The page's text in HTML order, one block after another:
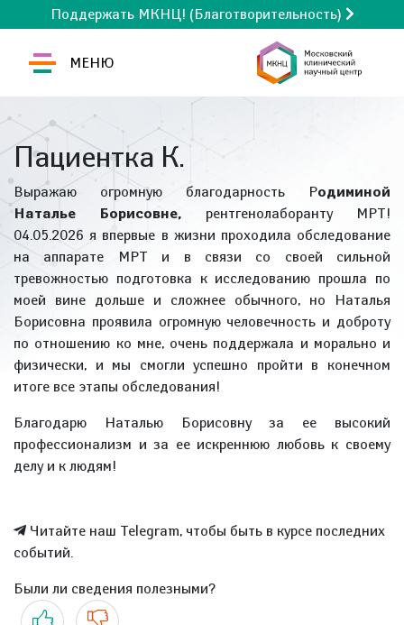
Поддержать МКНЦ! (Благотворительность)
МЕНЮ
Пациентка К.
Выражаю огромную благодарность Родиминой
Наталье Борисовне, рентгенолаборанту МРТ!
04.05.2026 я впервые в жизни проходила обследование
на аппарате МРТ и в связи со своей сильной
тревожностью подготовка к исследованию прошла по
моей вине дольше и сложнее обычного, но Наталья
Борисовна проявила огромную человечность и доброту
по отношению ко мне, очень поддержала и морально и
физически, и мы смогли успешно пройти в конечном
итоге все этапы обследования!
Благодарю Наталью Борисовну за ее высокий
профессионализм и за ее искреннюю любовь к своему
делу и к людям!
Читайте наш Telegram, чтобы быть в курсе последних
событий.
Были ли сведения полезными?
Да Нет